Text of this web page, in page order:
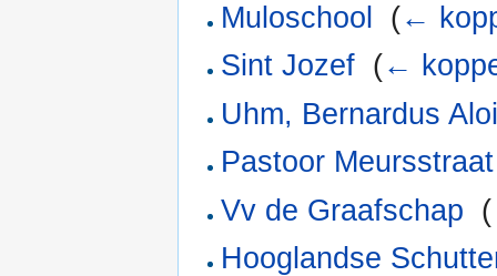
Muloschool
(←
Sint Jozef (←
Uhm, Bernardus
Pastoor Meursstraat
Vv de Graafschap (
Hooglandse